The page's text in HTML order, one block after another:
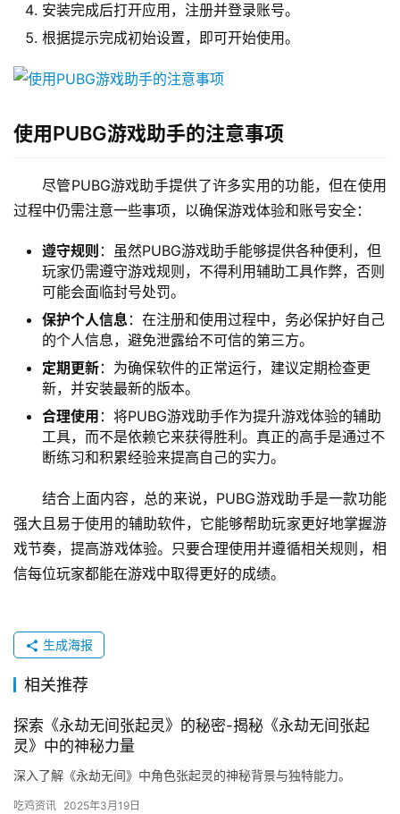
安装完成后打开应用，注册并登录账号。
根据提示完成初始设置，即可开始使用。
使用PUBG游戏助手的注意事项
尽管PUBG游戏助手提供了许多实用的功能，但在使用
过程中仍需注意一些事项，以确保游戏体验和账号安全：
遵守规则 ：虽然PUBG游戏助手能够提供各种便利，但
玩家仍需遵守游戏规则，不得利用辅助工具作弊，否则
可能会面临封号处罚。
保护个人信息：在注册和使用过程中，务必保护好自己
的个人信息，避免泄露给不可信的第三方。
定期更新：为确保软件的正常运行，建议定期检查更
新，并安装最新的版本。
合理使用 ：将PUBG游戏助手作为提升游戏体验的辅助
工具，而不是依赖它来获得胜利。真正的高手是通过不
断练习和积累经验来提高自己的实力。
结合上面内容，总的来说，PUBG游戏助手是一款功能
强大且易于使用的辅助软件，它能够帮助玩家更好地掌握游
戏节奏，提高游戏体验。只要合理使用并遵循相关规则，相
信每位玩家都能在游戏中取得更好的成绩。
生成海报
相关推荐
探索《永劫无间张起灵》的秘密-揭秘《永劫无间张起
灵》中的神秘力量
深入了解《永劫无间》中角色张起灵的神秘背景与独特能力。
吃鸡资讯 2025年3月19日